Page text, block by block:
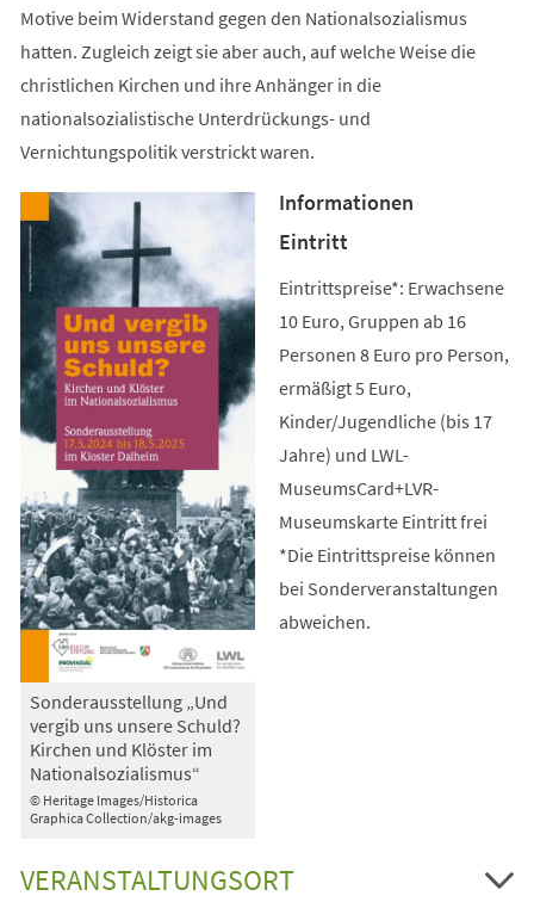
Motive beim Widerstand gegen den Nationalsozialismus
hatten. Zugleich zeigt sie aber auch, auf welche Weise die
christlichen Kirchen und ihre Anhänger in die
nationalsozialistische Unterdrückungs- und
Vernichtungspolitik verstrickt waren.
© Heritage Images/Historica
Graphica Collection/akg-images
Sonderausstellung „Und
vergib uns unsere Schuld?
Kirchen und Klöster im
Nationalsozialismus“
Informationen
Eintritt
Eintrittspreise*: Erwachsene
10 Euro, Gruppen ab 16
Personen 8 Euro pro Person,
ermäßigt 5 Euro,
Kinder/Jugendliche (bis 17
Jahre) und LWL-
MuseumsCard+LVR-
Museumskarte Eintritt frei
*Die Eintrittspreise können
bei Sonderveranstaltungen
abweichen.
VERANSTALTUNGSORT